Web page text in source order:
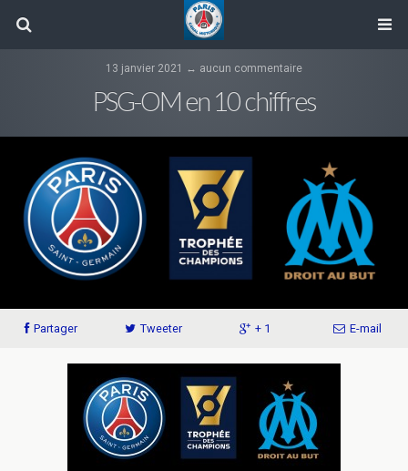
13 janvier 2021 ↔ aucun commentaire
PSG-OM en 10 chiffres
Partager Tweeter + 1 E-mail